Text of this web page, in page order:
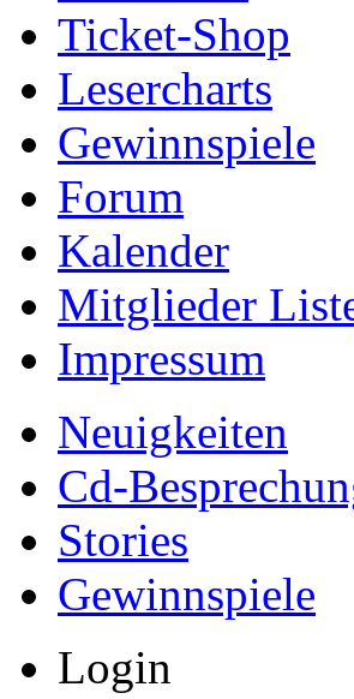
Ticket-Shop
Lesercharts
Gewinnspiele
Forum
Kalender
Mitglieder
Impressum
Neuigkeiten
Cd-
Stories
Gewinnspiele
Login